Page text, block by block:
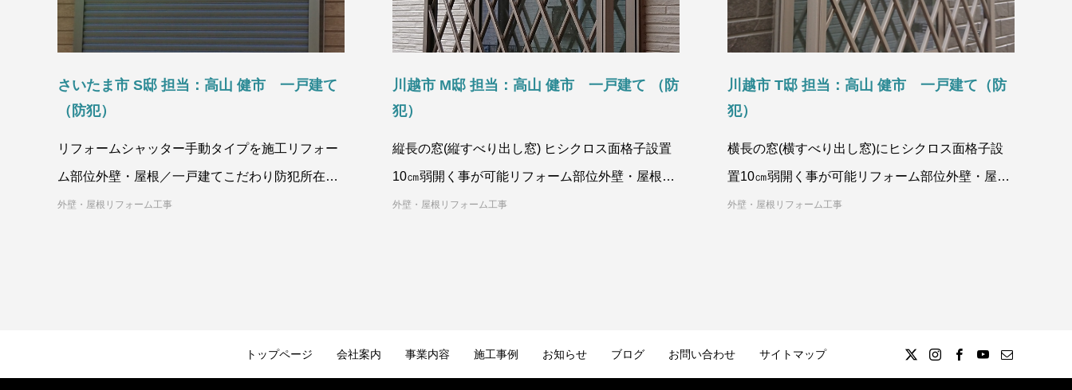
さいたま市 S邸 担当：高山 健市 一戸建て
（防犯）
リフォームシャッター手動タイプを施工リフォー
ム部位外壁・屋根／一戸建てこだわり防犯所在地
埼玉県施工後外壁・屋根Befor
外壁・屋根リフォーム工事
川越市 M邸 担当：高山 健市 一戸建て （防
犯）
縦長の窓(縦すべり出し窓) ヒシクロス面格子設置
10㎝弱開く事が可能リフォーム部位外壁・屋根／
一戸建てこだわり防犯所在地埼玉県
外壁・屋根リフォーム工事
川越市 T邸 担当：高山 健市 一戸建て（防
犯）
横長の窓(横すべり出し窓)にヒシクロス面格子設
置10㎝弱開く事が可能リフォーム部位外壁・屋根
／一戸建てこだわり防犯所在地埼玉県
外壁・屋根リフォーム工事
トップページ 会社案内 事業内容 施工事例 お知らせ ブログ お問い合わせ サイトマップ